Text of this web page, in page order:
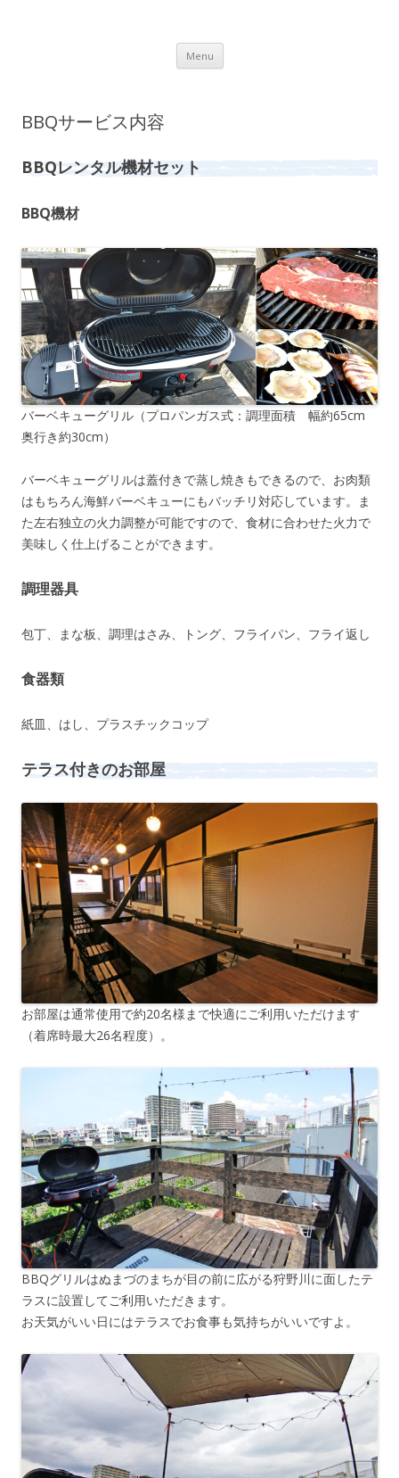
Menu Skip to content
BBQサービス内容
BBQレンタル機材セット
BBQ機材
バーベキューグリル（プロパンガス式：調理面積 幅約65cm
奥行き約30cm）
バーベキューグリルは蓋付きで蒸し焼きもできるので、お肉類
はもちろん海鮮バーベキューにもバッチリ対応しています。ま
た左右独立の火力調整が可能ですので、食材に合わせた火力で
美味しく仕上げることができます。
調理器具
包丁、まな板、調理はさみ、トング、フライパン、フライ返し
食器類
紙皿、はし、プラスチックコップ
テラス付きのお部屋
お部屋は通常使用で約20名様まで快適にご利用いただけます
（着席時最大26名程度）。
BBQグリルはぬまづのまちが目の前に広がる狩野川に面したテ
ラスに設置してご利用いただきます。
お天気がいい日にはテラスでお食事も気持ちがいいですよ。